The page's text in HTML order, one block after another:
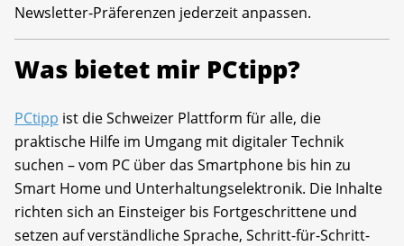
Newsletter-Präferenzen jederzeit anpassen.
Was bietet mir PCtipp?
PCtipp ist die Schweizer Plattform für alle, die
praktische Hilfe im Umgang mit digitaler Technik
suchen – vom PC über das Smartphone bis hin zu
Smart Home und Unterhaltungselektronik. Die Inhalte
richten sich an Einsteiger bis Fortgeschrittene und
setzen auf verständliche Sprache, Schritt-für-Schritt-